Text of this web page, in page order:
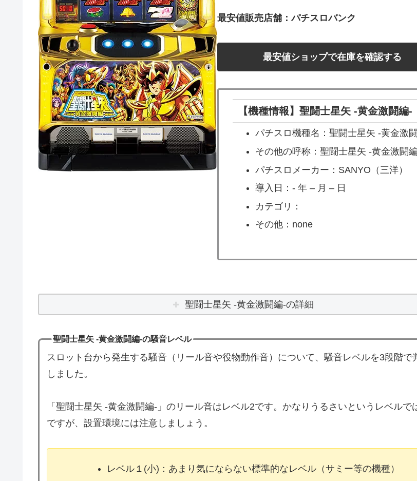
最安値販売店舗：パチスロバンク
最安値ショップで在庫を確認する
【機種情報】聖闘士星矢 -黄金激闘編-
パチスロ機種名：聖闘士星矢 -黄金激
その他の呼称：聖闘士星矢 -黄金激闘
パチスロメーカー：SANYO（三洋）
導入日：- 年 – 月 – 日
カテゴリ：
その他：none
聖闘士星矢 -黄金激闘編-の詳細
聖闘士星矢 -黄金激闘編-の騒音レベル
スロット台から発生する騒音（リール音や役物動作音）について、騒音レベルを3段階で
しました。
「聖闘士星矢 -黄金激闘編-」のリール音はレベル2です。かなりうるさいというレベルで
ですが、設置環境には注意しましょう。
レベル１(小)：あまり気にならない標準的なレベル（サミー等の機種）